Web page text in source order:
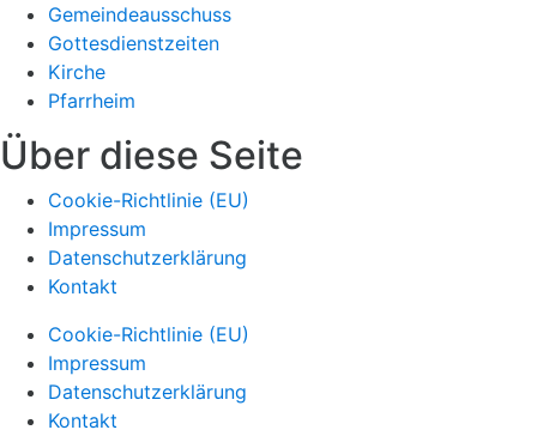
Gemeindeausschuss
Gottesdienstzeiten
Kirche
Pfarrheim
Über diese Seite
Cookie-Richtlinie (EU)
Impressum
Datenschutzerklärung
Kontakt
Cookie-Richtlinie (EU)
Impressum
Datenschutzerklärung
Kontakt